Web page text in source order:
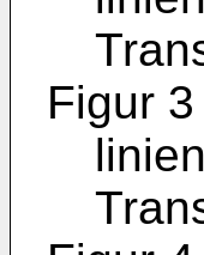
Figur 3